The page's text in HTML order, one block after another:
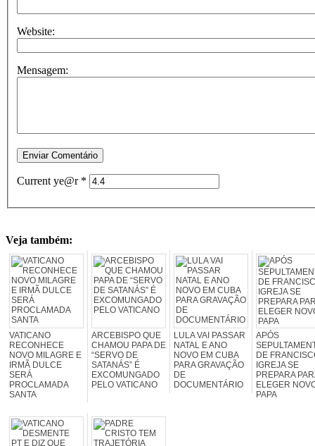
Website:
Mensagem:
Current ye@r *
Veja também:
VATICANO
RECONHECE
NOVO MILAGRE E
IRMÃ DULCE
SERÁ
PROCLAMADA
SANTA
ARCEBISPO QUE
CHAMOU PAPA DE
“SERVO DE
SATANÁS” É
EXCOMUNGADO
PELO VATICANO
LULA VAI PASSAR
NATAL E ANO
NOVO EM CUBA
PARA GRAVAÇÃO
DE
DOCUMENTÁRIO
APÓS
DE
IGREJA SE
PREPARA
ELEGER
PAPA